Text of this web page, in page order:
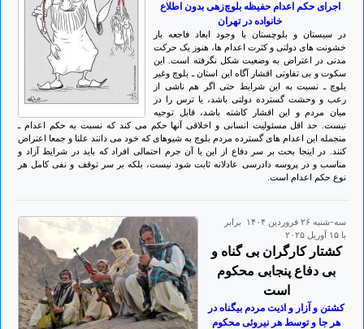
اجرای حکم اعدام حفیظه بلوچ‌زهی بدون اطلاع
خانواده در تهران
در سیستان و بلوچستان با وجود ابعاد فاجعه بار
خشونت های دولتی و کثرت اعدام ها، هنوز یک حرکت
مدنی در اعتراض به وضعیت شکل نگرفته است. این
سکوت و بی تفاوتی اقشار آگاه این استان ـ بلوچ وغیر
بلوچ ـ نسبت به این شرایط حتی اگر هم ناشی از
رعب و وحشت گسترده دولتی باشد، یا ترس را در
میان مردم و این اقشار کاشته باشد، قابل توجیه
نیست. حد اقل مسئولیت انسانی و اخلاقی آنها حکم می کند که نسبت به حکم اعدام ـ
منجمله این اعدام های گسترده مردم بلوچ به شیوهای که خود می دانند علنا و جمعا اعتراض
کنند. در اینجا بحث بر سر دفاع از این یا آن جرم احتمالی افراد که باید در شرایط آزاد و
مناسب و در پروسه دادرسی عادلانه ثابت شود نیست، بلکه بر سر توقف و نفی کامل هر
نوع حکم اعدام است.
سه-شنبه ۲۶ فروردين ۱۴۰۴ برابر
با ۱۵ آوريل ۲۰۲۵
کشتار کارگران بی گناه و
بی دفاع پنجابی محکوم
است
کشتن و آزار و اذیت مردم بیگناه در
هر جا و توسط هر نیروئی محکوم